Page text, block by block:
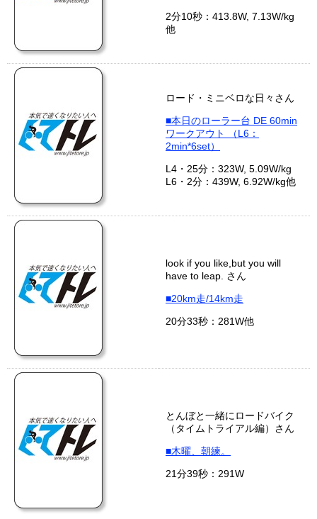
2分10秒：413.8W, 7.13W/kg
他
ロード・ミニベロな日々さん
■本日のローラー台 DE 60min
ワークアウト （L6：
2min*6set）
L4・25分：323W, 5.09W/kg
L6・2分：439W, 6.92W/kg他
look if you like,but you will
have to leap. さん
■20km走/14km走
20分33秒：281W他
とんぼと一緒にロードバイク
（タイムトライアル編）さん
■木曜、朝練。
21分39秒：291W